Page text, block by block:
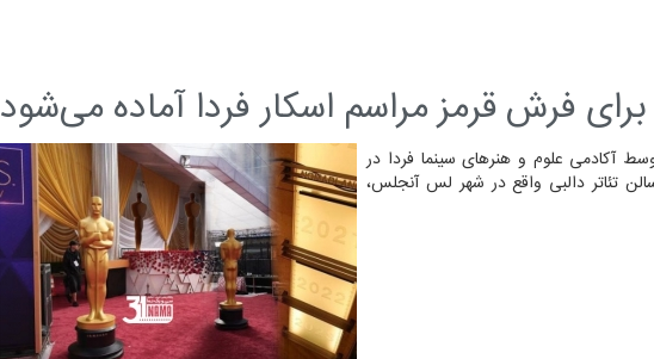
برای فرش قرمز مراسم اسکار فردا آماده می‌شود
آکادمی علوم و هنرهای سینما فردا در
مارس 2022 برابر با 8 فروردین 1401 در سالن تئاتر دالبی واقع در شهر لس آنجلس،